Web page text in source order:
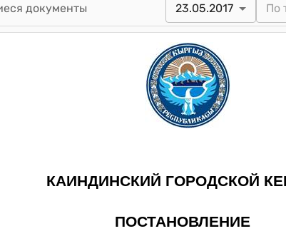
документы 23.05.2017